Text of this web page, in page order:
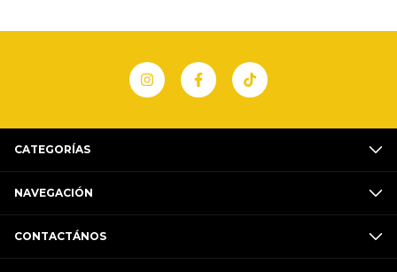
CATEGORÍAS
NAVEGACIÓN
CONTACTÁNOS